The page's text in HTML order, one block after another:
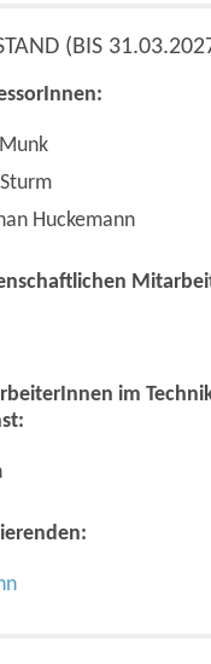
(BIS
Huckemann
im